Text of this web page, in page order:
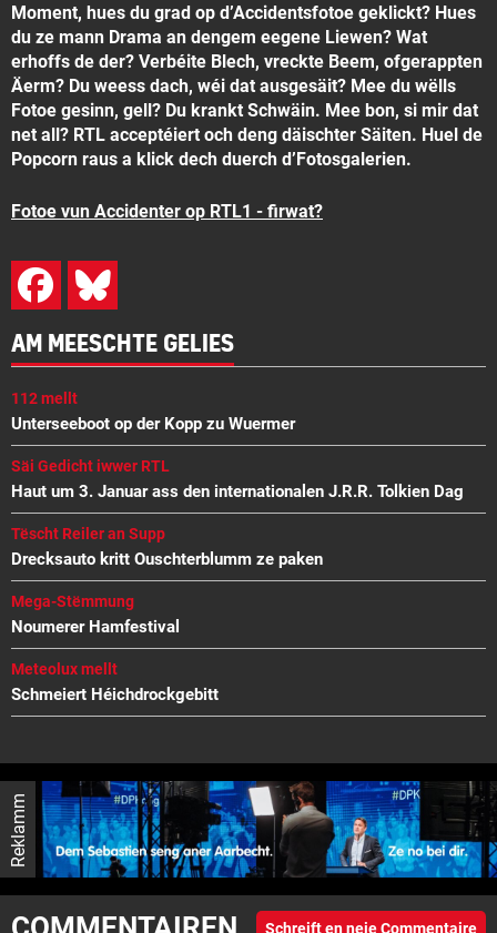
Moment, hues du grad op d’Accidentsfotoe geklickt? Hues
du ze mann Drama an dengem eegene Liewen? Wat
erhoffs de der? Verbéite Blech, vreckte Beem, ofgerappten
Äerm? Du weess dach, wéi dat ausgesäit? Mee du wëlls
Fotoe gesinn, gell? Du krankt Schwäin. Mee bon, si mir dat
net all? RTL acceptéiert och deng däischter Säiten. Huel de
Popcorn raus a klick dech duerch d’Fotosgalerien.
Fotoe vun Accidenter op RTL1 - firwat?
AM MEESCHTE GELIES
112 mellt
Unterseeboot op der Kopp zu Wuermer
Säi Gedicht iwwer RTL
Haut um 3. Januar ass den internationalen J.R.R. Tolkien Dag
Tëscht Reiler an Supp
Drecksauto kritt Ouschterblumm ze paken
Mega-Stëmmung
Noumerer Hamfestival
Meteolux mellt
Schmeiert Héichdrockgebitt
Reklamm
Schreift en neie Commentaire